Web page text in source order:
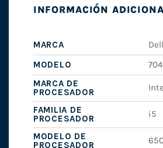
INFORMACIÓN
MARCA
Dell
MODELO
MARCA DE
PROCESADOR
FAMILIA DE
PROCESADOR
i5
MODELO DE
PROCESADOR